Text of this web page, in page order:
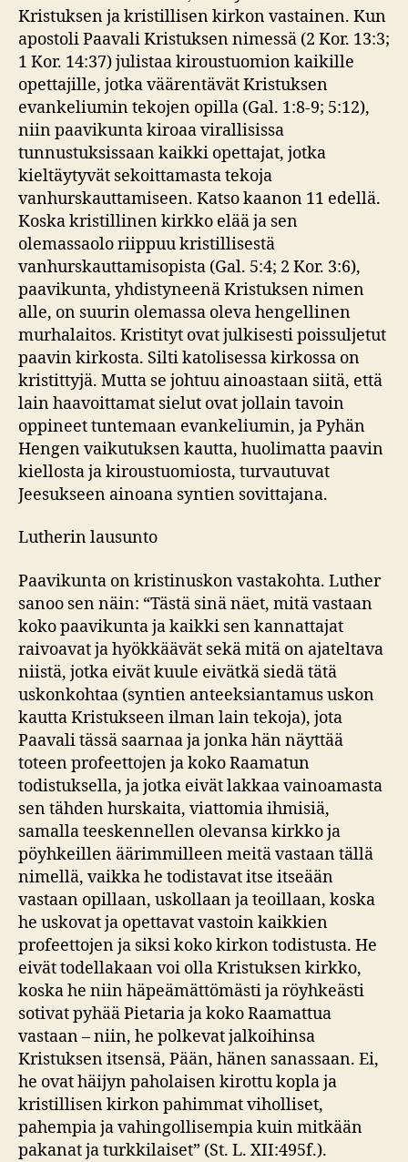
Kristuksen ja kristillisen kirkon vastainen. Kun
apostoli Paavali Kristuksen nimessä (2 Kor. 13:3;
1 Kor. 14:37) julistaa kiroustuomion kaikille
opettajille, jotka väärentävät Kristuksen
evankeliumin tekojen opilla (Gal. 1:8-9; 5:12),
niin paavikunta kiroaa virallisissa
tunnustuksissaan kaikki opettajat, jotka
kieltäytyvät sekoittamasta tekoja
vanhurskauttamiseen. Katso kaanon 11 edellä.
Koska kristillinen kirkko elää ja sen
olemassaolo riippuu kristillisestä
vanhurskauttamisopista (Gal. 5:4; 2 Kor. 3:6),
paavikunta, yhdistyneenä Kristuksen nimen
alle, on suurin olemassa oleva hengellinen
murhalaitos. Kristityt ovat julkisesti poissuljetut
paavin kirkosta. Silti katolisessa kirkossa on
kristittyjä. Mutta se johtuu ainoastaan siitä, että
lain haavoittamat sielut ovat jollain tavoin
oppineet tuntemaan evankeliumin, ja Pyhän
Hengen vaikutuksen kautta, huolimatta paavin
kiellosta ja kiroustuomiosta, turvautuvat
Jeesukseen ainoana syntien sovittajana.
Lutherin lausunto
Paavikunta on kristinuskon vastakohta. Luther
sanoo sen näin: “Tästä sinä näet, mitä vastaan
koko paavikunta ja kaikki sen kannattajat
raivoavat ja hyökkäävät sekä mitä on ajateltava
niistä, jotka eivät kuule eivätkä siedä tätä
uskonkohtaa (syntien anteeksiantamus uskon
kautta Kristukseen ilman lain tekoja), jota
Paavali tässä saarnaa ja jonka hän näyttää
toteen profeettojen ja koko Raamatun
todistuksella, ja jotka eivät lakkaa vainoamasta
sen tähden hurskaita, viattomia ihmisiä,
samalla teeskennellen olevansa kirkko ja
pöyhkeillen äärimmilleen meitä vastaan tällä
nimellä, vaikka he todistavat itse itseään
vastaan opillaan, uskollaan ja teoillaan, koska
he uskovat ja opettavat vastoin kaikkien
profeettojen ja siksi koko kirkon todistusta. He
eivät todellakaan voi olla Kristuksen kirkko,
koska he niin häpeämättömästi ja röyhkeästi
sotivat pyhää Pietaria ja koko Raamattua
vastaan – niin, he polkevat jalkoihinsa
Kristuksen itsensä, Pään, hänen sanassaan. Ei,
he ovat häijyn paholaisen kirottu kopla ja
kristillisen kirkon pahimmat viholliset,
pahempia ja vahingollisempia kuin mitkään
pakanat ja turkkilaiset” (St. L. XII:495f.).